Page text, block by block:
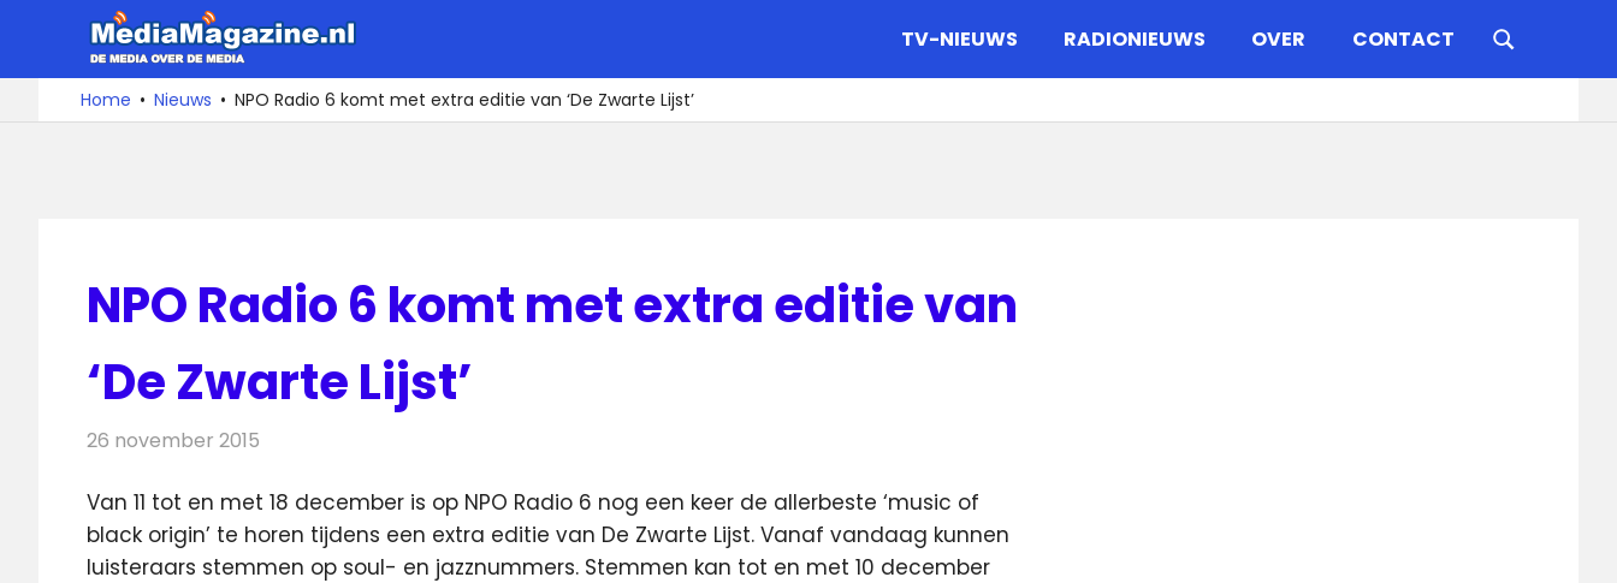
de
De
media
over
TV-NIEUWS RADIONIEUWS OVER CONTACT
Home Nieuws NPO Radio 6 komt met extra editie van ‘De Zwarte Lijst’
NPO Radio 6 komt met extra editie van
‘De Zwarte Lijst’
26 november 2015
Van 11 tot en met 18 december is op NPO Radio 6 nog een keer de allerbeste ‘music of
black origin’ te horen tijdens een extra editie van De Zwarte Lijst. Vanaf vandaag kunnen
luisteraars stemmen op soul- en jazznummers. Stemmen kan tot en met 10 december